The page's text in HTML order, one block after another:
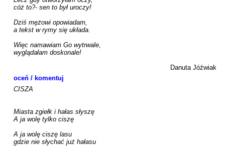
cóż to?- sen to był uroczy!
Dziś mężowi opowiadam,
a tekst w rymy się układa.
Więc namawiam Go wytrwale,
wyglądałam doskonale!
Danuta Jóźwiak
oceń / komentuj
CISZA
Miasta zgiełk i hałas słyszę
A ja wolę tylko ciszę
A ja wolę ciszę lasu
gdzie nie słychać już hałasu